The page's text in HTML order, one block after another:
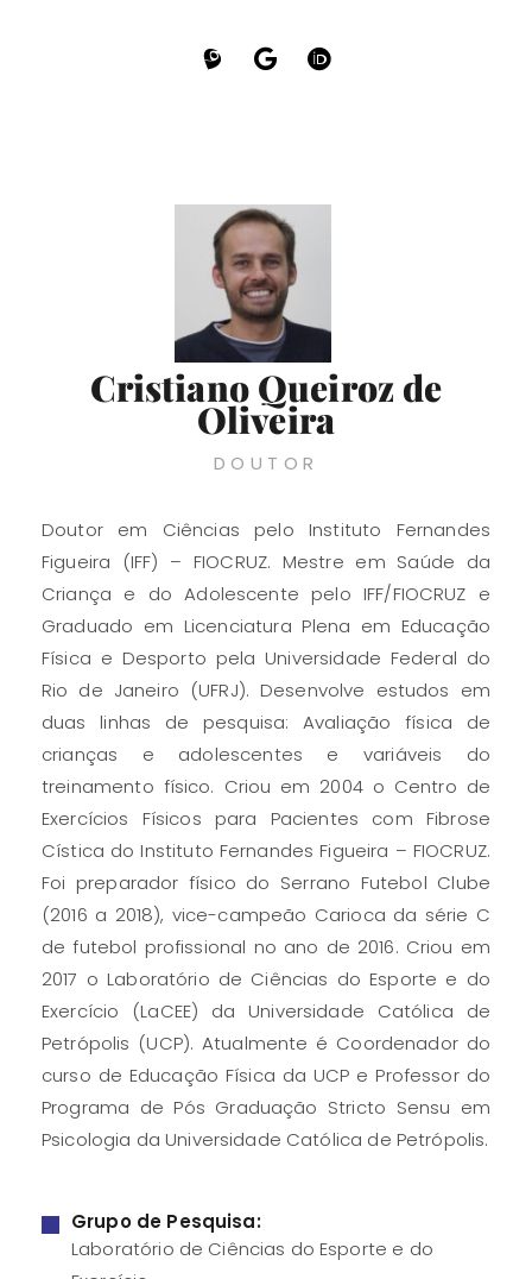
Cristiano Queiroz de
Oliveira
DOUTOR
Doutor em Ciências pelo Instituto Fernandes
Figueira (IFF) – FIOCRUZ. Mestre em Saúde da
Criança e do Adolescente pelo IFF/FIOCRUZ e
Graduado em Licenciatura Plena em Educação
Física e Desporto pela Universidade Federal do
Rio de Janeiro (UFRJ). Desenvolve estudos em
duas linhas de pesquisa: Avaliação física de
crianças e adolescentes e variáveis do
treinamento físico. Criou em 2004 o Centro de
Exercícios Físicos para Pacientes com Fibrose
Cística do Instituto Fernandes Figueira – FIOCRUZ.
Foi preparador físico do Serrano Futebol Clube
(2016 a 2018), vice-campeão Carioca da série C
de futebol profissional no ano de 2016. Criou em
2017 o Laboratório de Ciências do Esporte e do
Exercício (LaCEE) da Universidade Católica de
Petrópolis (UCP). Atualmente é Coordenador do
curso de Educação Física da UCP e Professor do
Programa de Pós Graduação Stricto Sensu em
Psicologia da Universidade Católica de Petrópolis.
Grupo de Pesquisa:
Laboratório de Ciências do Esporte e do